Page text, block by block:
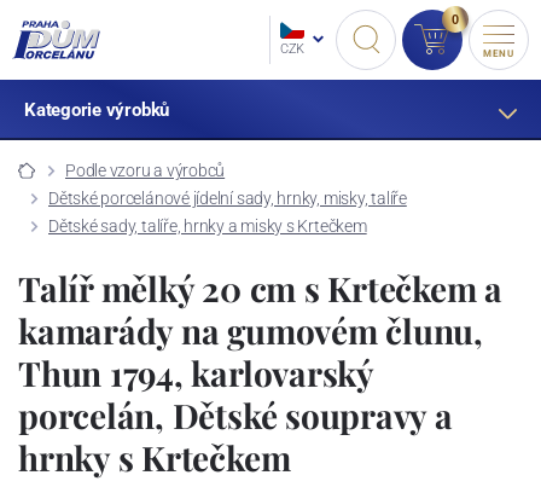
CZK
0
MENU
Kategorie výrobků
Podle vzoru a výrobců
Dětské porcelánové jídelní sady, hrnky, misky, talíře
Dětské sady, talíře, hrnky a misky s Krtečkem
Talíř mělký 20 cm s Krtečkem a
kamarády na gumovém člunu,
Thun 1794, karlovarský
porcelán, Dětské soupravy a
hrnky s Krtečkem